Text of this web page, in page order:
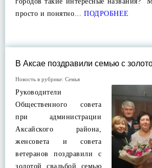
просто и понятно… ПОДРОБНЕЕ
В Аксае поздравили семью с
Новость в рубрике: Семья
Руководители
Общественного совета
при администрации
Аксайского района,
женсовета и совета
ветеранов поздравили с
золотой свадьбой семью